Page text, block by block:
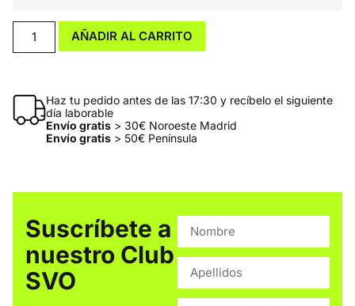
AÑADIR AL CARRITO
Haz tu pedido antes de las 17:30 y recíbelo el siguiente
día laborable
Envío gratis> 30€ Noroeste Madrid
Envío gratis> 50€ Península
Suscríbete a
nuestro Club
SVO